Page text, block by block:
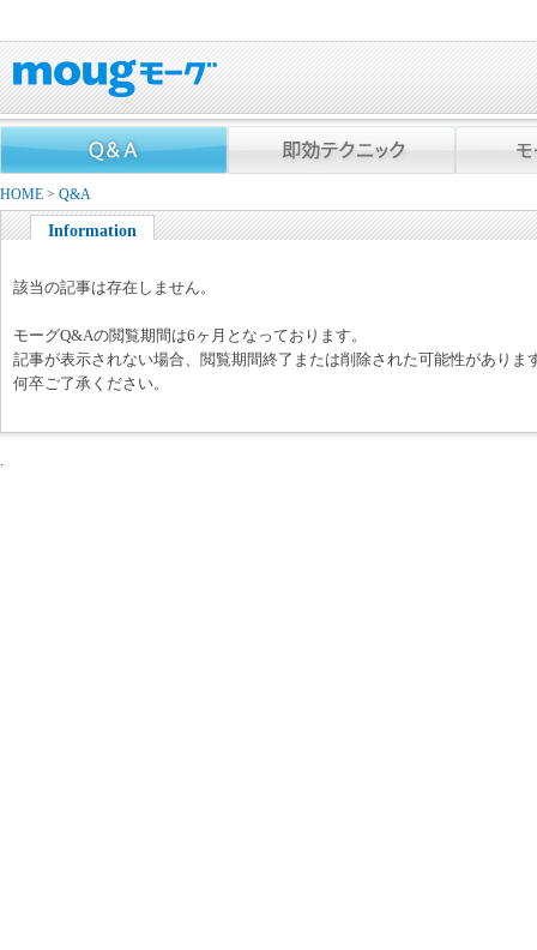
HOME > Q&A
Information
該当の記事は存在しません。
モーグQ&Aの閲覧期間は6ヶ月となっております。
記事が表示されない場合、閲覧期間終了または削除された可能性がありま
何卒ご了承ください。